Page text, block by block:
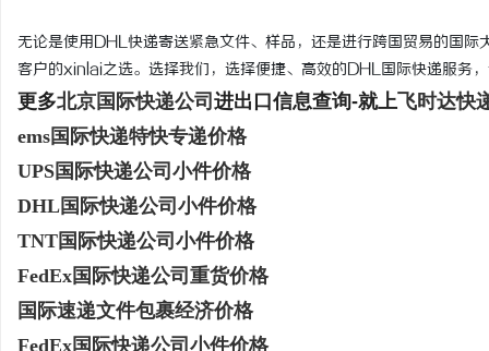
无论是使用DHL快递寄送紧急文件、样品，还是进行跨国贸易的国
客户的xinlai之选。选择我们，选择便捷、高效的DHL国际快递服务
更多北京国际快递公司 进出口信息查询-就上 飞时达快
ems国际快递特快专递价格
UPS国际快递公司小件价格
DHL国际快递公司小件价格
TNT国际快递公司小件价格
FedEx国际快递公司重货价格
国际速递文件包裹经济价格
FedEx国际快递公司小件价格